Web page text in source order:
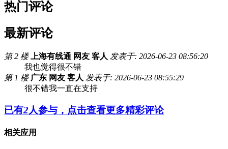
热门评论
最新评论
第 2 楼 上海有线通 网友 客人 发表于: 2026-06-23 08:56:20
我也觉得很不错
第 1 楼 广东 网友 客人 发表于: 2026-06-23 08:55:29
很不错我一直在支持
已有2人参与，点击查看更多精彩评论
相关应用